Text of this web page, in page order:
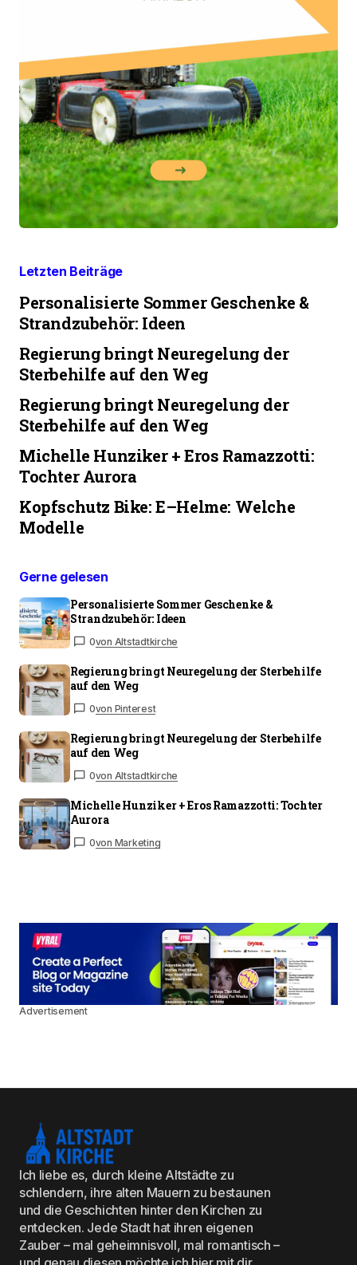
Letzten Beiträge
Personalisierte Sommer Geschenke &
Strandzubehör: Ideen
Regierung bringt Neuregelung der
Sterbehilfe auf den Weg
Regierung bringt Neuregelung der
Sterbehilfe auf den Weg
Michelle Hunziker + Eros Ramazzotti:
Tochter Aurora
Kopfschutz Bike: E–Helme: Welche
Modelle
Gerne gelesen
Personalisierte Sommer Geschenke &
Strandzubehör: Ideen
0von Altstadtkirche
Regierung bringt Neuregelung der Sterbehilfe
auf den Weg
0von Pinterest
Regierung bringt Neuregelung der Sterbehilfe
auf den Weg
0von Altstadtkirche
Michelle Hunziker + Eros Ramazzotti: Tochter
Aurora
0von Marketing
Advertisement
Ich liebe es, durch kleine Altstädte zu
schlendern, ihre alten Mauern zu bestaunen
und die Geschichten hinter den Kirchen zu
entdecken. Jede Stadt hat ihren eigenen
Zauber – mal geheimnisvoll, mal romantisch –